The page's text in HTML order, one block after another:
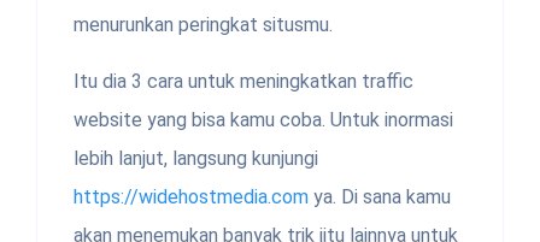
menurunkan peringkat situsmu.
Itu dia 3 cara untuk meningkatkan traffic
website yang bisa kamu coba. Untuk inormasi
lebih lanjut, langsung kunjungi
https://widehostmedia.com ya. Di sana kamu
akan menemukan banyak trik jitu lainnya untuk